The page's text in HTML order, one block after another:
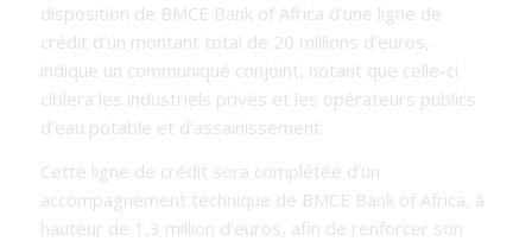
disposition de BMCE Bank of Africa d’une ligne de
crédit d’un montant total de 20 millions d’euros,
indique un communiqué conjoint, notant que celle-ci
ciblera les industriels privés et les opérateurs publics
d’eau potable et d’assainissement.
Cette ligne de crédit sera complétée d’un
accompagnement technique de BMCE Bank of Africa, à
hauteur de 1,3 million d’euros, afin de renforcer son